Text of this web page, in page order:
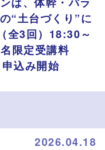
“土台づくり”に
全3回）18:30～
限定受講料
込み開始
2026.04.18